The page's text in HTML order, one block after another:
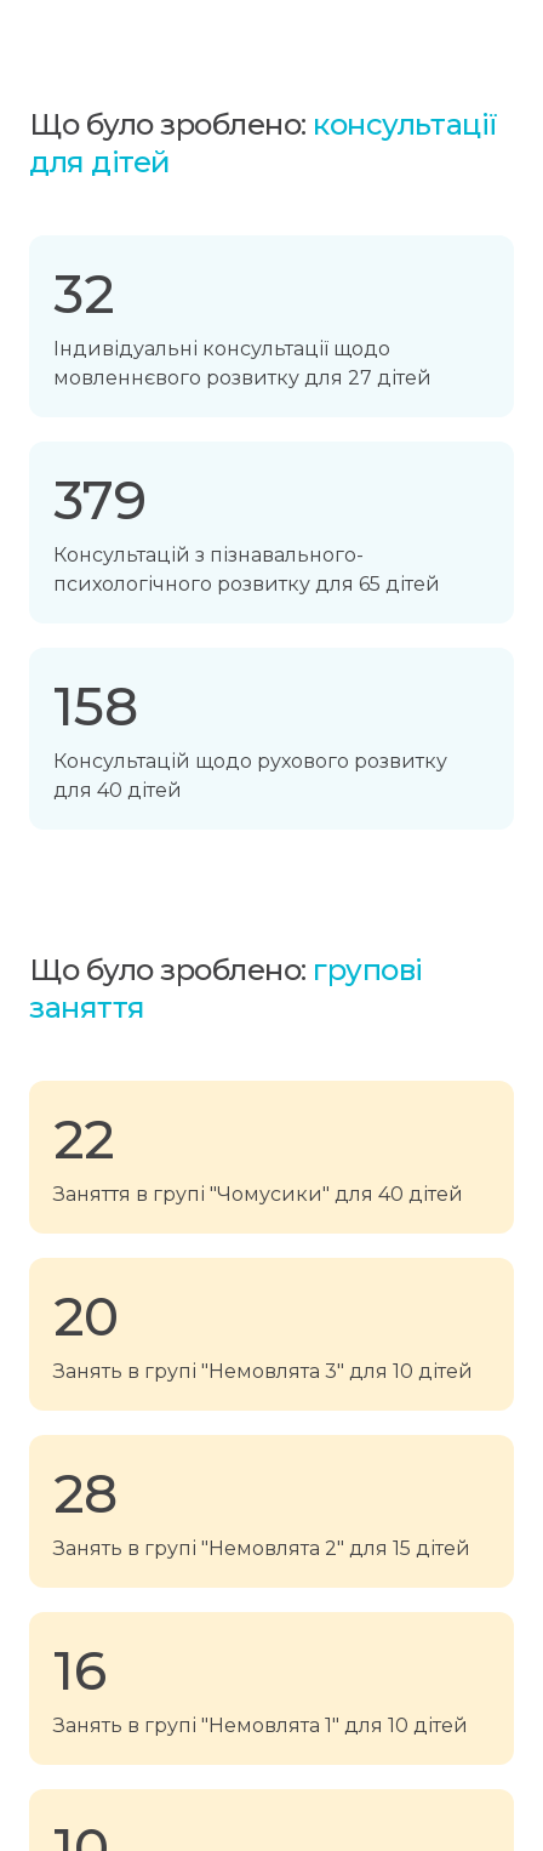
Що було зроблено: консультації
для дітей
32
Індивідуальні консультації щодо
мовленнєвого розвитку для 27 дітей
379
Консультацій з пізнавального-
психологічного розвитку для 65 дітей
158
Консультацій щодо рухового розвитку
для 40 дітей
Що було зроблено: групові
заняття
22
Заняття в групі "Чомусики" для 40 дітей
20
Занять в групі "Немовлята 3" для 10 дітей
28
Занять в групі "Немовлята 2" для 15 дітей
16
Занять в групі "Немовлята 1" для 10 дітей